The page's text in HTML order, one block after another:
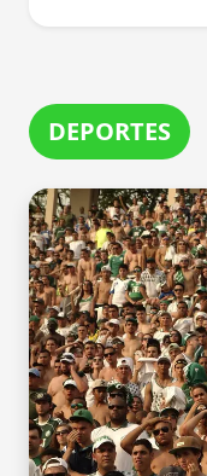
DEPORTES